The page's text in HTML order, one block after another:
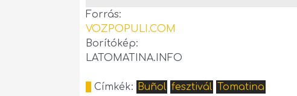
Forrás:
VOZPOPULI.COM
Borítókép:
LATOMATINA.INFO
Címkék: Buñol fesztivál Tomatina